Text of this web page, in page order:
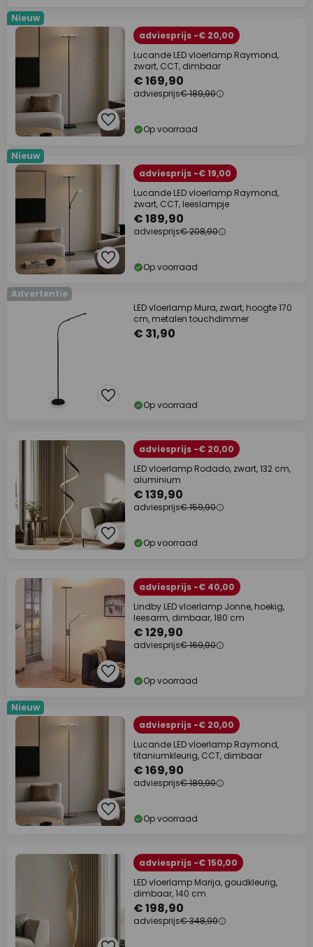
Nieuw
adviesprijs -€ 20,00
Lucande LED vloerlamp Raymond,
zwart, CCT, dimbaar
€ 169,90
adviesprijs€ 189,90
Op voorraad
Nieuw
adviesprijs -€ 19,00
Lucande LED vloerlamp Raymond,
zwart, CCT, leeslampje
€ 189,90
adviesprijs€ 208,90
Op voorraad
Advertentie
LED vloerlamp Mura, zwart, hoogte 170
cm, metalen touchdimmer
€ 31,90
Op voorraad
adviesprijs -€ 20,00
LED vloerlamp Rodado, zwart, 132 cm,
aluminium
€ 139,90
adviesprijs€ 159,90
Op voorraad
adviesprijs -€ 40,00
Lindby LED vloerlamp Jonne, hoekig,
leesarm, dimbaar, 180 cm
€ 129,90
adviesprijs€ 169,90
Op voorraad
Nieuw
adviesprijs -€ 20,00
Lucande LED vloerlamp Raymond,
titaniumkleurig, CCT, dimbaar
€ 169,90
adviesprijs€ 189,90
Op voorraad
adviesprijs -€ 150,00
LED vloerlamp Marija, goudkleurig,
dimbaar, 140 cm
€ 198,90
adviesprijs€ 348,90